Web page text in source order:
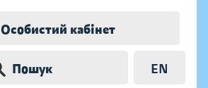
Особистий кабінет
Пошук EN